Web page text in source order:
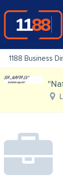
1188 Business